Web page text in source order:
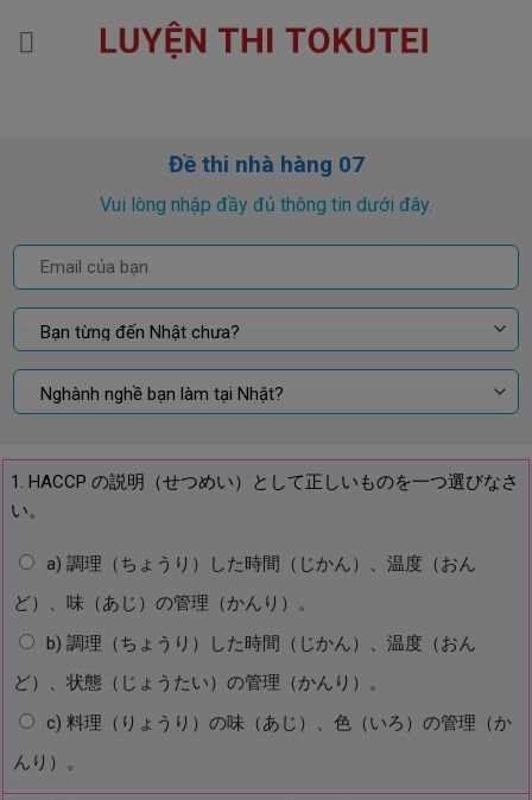
Đề thi nhà hàng 07
Vui lòng nhập đầy đủ thông tin dưới đây.
1. HACCP の説明（せつめい）として正しいものを一つ選びなさ
い。
a) 調理（ちょうり）した時間（じかん）、温度（おん
ど）、味（あじ）の管理（かんり）。
b) 調理（ちょうり）した時間（じかん）、温度（おん
ど）、状態（じょうたい）の管理（かんり）。
c) 料理（りょうり）の味（あじ）、色（いろ）の管理（か
んり）。